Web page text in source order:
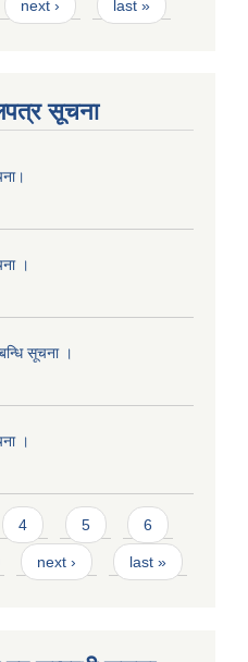
next › last »
सूचना
।
सूचना ।
।
4 5 6
next › last »